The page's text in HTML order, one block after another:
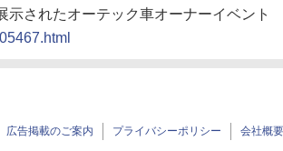
示されたオーテック車オーナーイベント
広告掲載のご案内 プライバシーポリシー 会社概要